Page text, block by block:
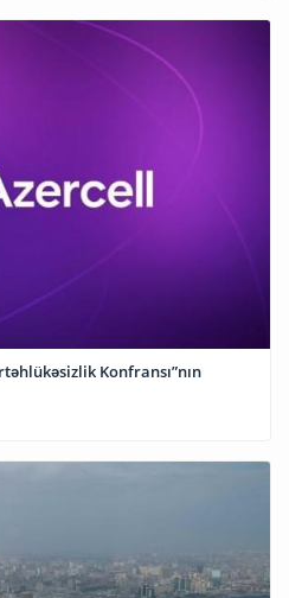
Konfransı”nın